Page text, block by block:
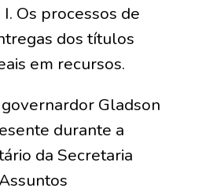
Os processos de
dos títulos
em recursos.
Gladson
durante a
da Secretaria